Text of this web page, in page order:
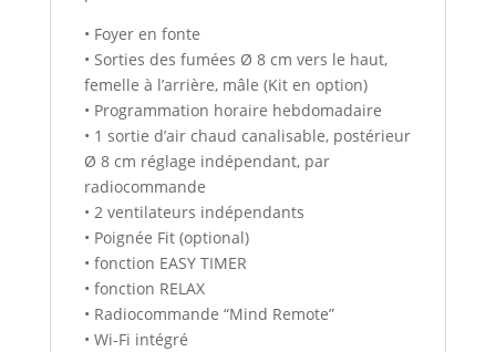
• Foyer en fonte
• Sorties des fumées Ø 8 cm vers le haut,
femelle à l’arrière, mâle (Kit en option)
• Programmation horaire hebdomadaire
• 1 sortie d’air chaud canalisable, postérieur
Ø 8 cm réglage indépendant, par
radiocommande
• 2 ventilateurs indépendants
• Poignée Fit (optional)
• fonction EASY TIMER
• fonction RELAX
• Radiocommande “Mind Remote”
• Wi-Fi intégré